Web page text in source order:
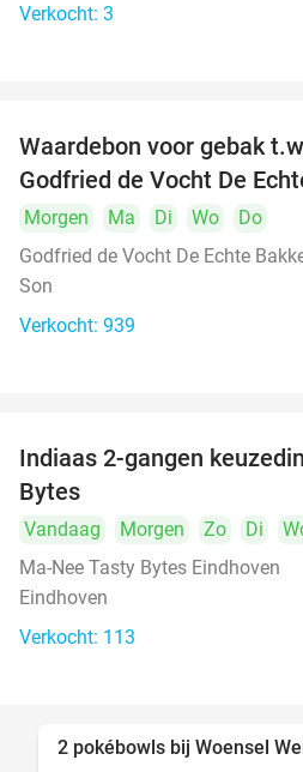
Verkocht: 3
Waardebon voor gebak
Godfried de Vocht De
Morgen Ma Di Wo
Do
Godfried de Vocht De Echte
Son
Verkocht: 939
Indiaas 2-gangen
Bytes
Vandaag Morgen Zo Di
Ma-Nee Tasty Bytes Eindhoven
Eindhoven
Verkocht: 113
2 pokébowls bij Woensel